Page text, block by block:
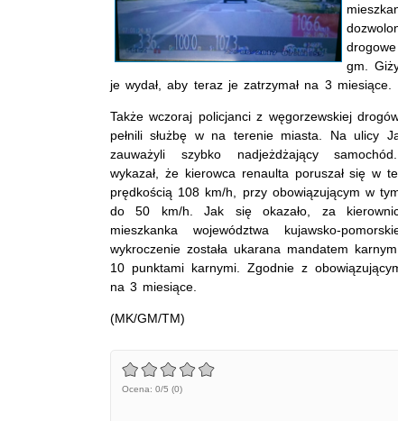
gm.
je wydał, aby teraz je zatrzymał na 3 miesiące.
Także wczoraj policjanci z węgorzewskiej
pełnili służbę w na terenie miasta. Na ulicy
zauważyli szybko nadjeżdżający
wykazał, że kierowca renaulta poruszał się w
prędkością 108 km/h, przy obowiązującym w
do 50 km/h. Jak się okazało, za
mieszkanka województwa kujawsko-
wykroczenie została ukarana mandatem
10 punktami karnymi. Zgodnie z
na 3 miesiące.
(MK/GM/TM)
Ocena: 0/5 (0)